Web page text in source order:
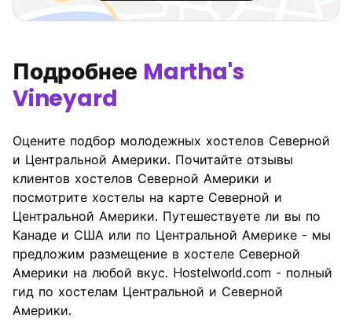
Подробнее Martha's
Vineyard
Оцените подбор молодежных хостелов Северной
и Центральной Америки. Почитайте отзывы
клиентов хостелов Северной Америки и
посмотрите хостелы на карте Северной и
Центральной Америки. Путешествуете ли вы по
Канаде и США или по Центральной Америке - мы
предложим размещение в хостеле Северной
Америки на любой вкус. Hostelworld.com - полный
гид по хостелам Центральной и Северной
Америки.